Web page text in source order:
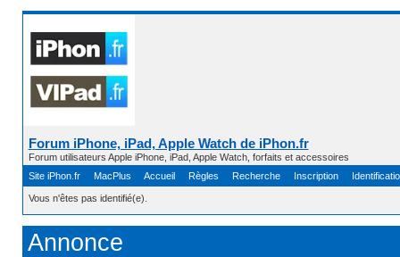
Forum iPhone, iPad, Apple Watch de iPhon.fr
Forum utilisateurs Apple iPhone, iPad, Apple Watch, forfaits et accessoires
Site iPhon.fr
MacPlus Accueil Règles Recherche Inscription
Vous n'êtes pas identifié(e).
Annonce